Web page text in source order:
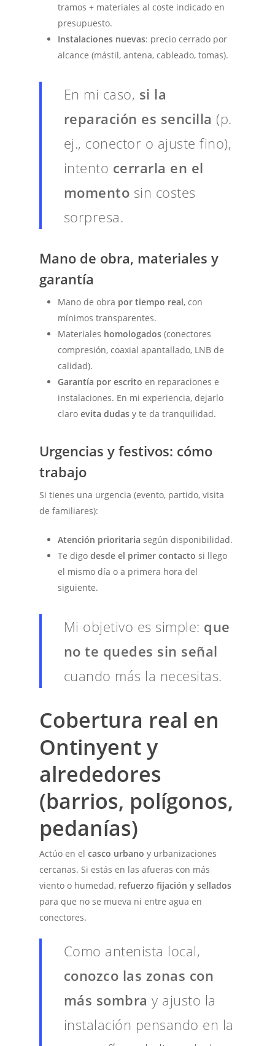
tramos + materiales al coste indicado en
presupuesto.
Instalaciones nuevas: precio cerrado por
alcance (mástil, antena, cableado, tomas).
En mi caso, si la
reparación es sencilla (p.
ej., conector o ajuste fino),
intento cerrarla en el
momento sin costes
sorpresa.
Mano de obra, materiales y
garantía
Mano de obra por tiempo real, con
mínimos transparentes.
Materiales homologados (conectores
compresión, coaxial apantallado, LNB de
calidad).
Garantía por escrito en reparaciones e
instalaciones. En mi experiencia, dejarlo
claroevita dudas y te da tranquilidad.
Urgencias y festivos: cómo
trabajo
Si tienes una urgencia (evento, partido, visita
de familiares):
Atención prioritaria según disponibilidad.
Te digodesde el primer contacto si llego
el mismo día o a primera hora del
siguiente.
Mi objetivo es simple: que
no te quedes sin señal
cuando más la necesitas.
Cobertura real en
Ontinyent y
alrededores
(barrios, polígonos,
pedanías)
Actúo en elcasco urbano y urbanizaciones
cercanas. Si estás en las afueras con más
viento o humedad, refuerzo fijación y sellados
para que no se mueva ni entre agua en
conectores.
Como antenista local,
conozco las zonas con
más sombra y ajusto la
instalación pensando en la